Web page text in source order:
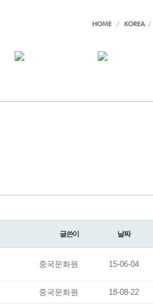
글쓴이 날짜
중국문화원 15-06-04
중국문화원 18-08-22